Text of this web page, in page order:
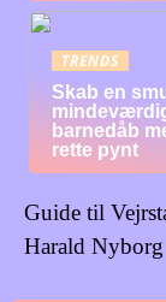
TRENDS
Skab en
barnedåb
rette pynt
Guide til
Harald Nyborg